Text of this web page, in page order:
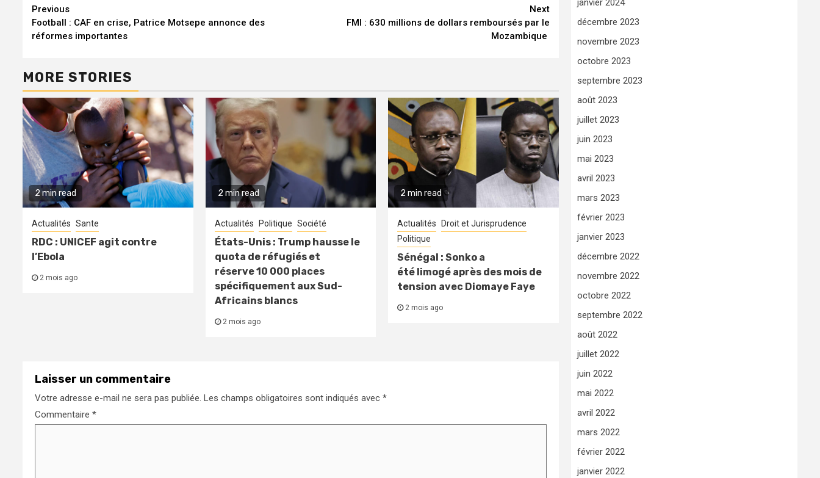
Continue
Reading
Previous
Football : CAF en crise, Patrice Motsepe annonce des
réformes importantes
Next
FMI : 630 millions de dollars remboursés par le
Mozambique
MORE STORIES
2 min read
Actualités Sante
RDC : UNICEF agit contre
l’Ebola
2 mois ago
2 min read
Actualités Politique Société
États-Unis : Trump hausse le
quota de réfugiés et
réserve 10 000 places
spécifiquement aux Sud-
Africains blancs
2 mois ago
2 min read
Actualités
Droit et Jurisprudence
Politique
Sénégal : Sonko a
été limogé après des mois de
tension avec Diomaye Faye
2 mois ago
Laisser un commentaire
Votre adresse e-mail ne sera pas publiée. Les champs obligatoires sont indiqués avec *
Commentaire *
janvier 2024
décembre 2023
novembre 2023
octobre 2023
septembre 2023
août 2023
juillet 2023
juin 2023
mai 2023
avril 2023
mars 2023
février 2023
janvier 2023
décembre 2022
novembre 2022
octobre 2022
septembre 2022
août 2022
juillet 2022
juin 2022
mai 2022
avril 2022
mars 2022
février 2022
janvier 2022